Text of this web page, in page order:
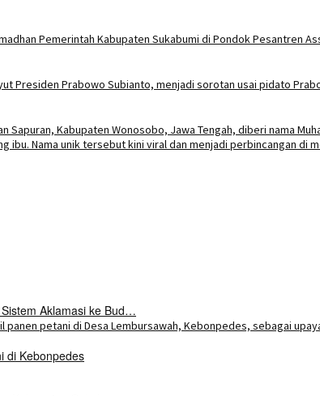
Aklamasi ke Bud…
di Kebonpedes